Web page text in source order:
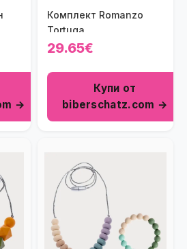
→
Комплект Romanzo
Tortuga
29.65€
Купи от
biberschatz.com →